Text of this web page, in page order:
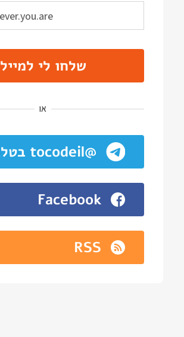
שלחו לי למייל
או
@tocodeil בטלגרם
Facebook
RSS